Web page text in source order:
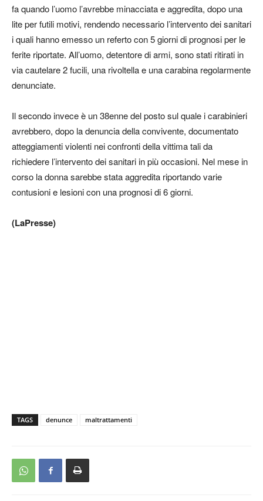
fa quando l’uomo l’avrebbe minacciata e aggredita, dopo una
lite per futili motivi, rendendo necessario l’intervento dei sanitari
i quali hanno emesso un referto con 5 giorni di prognosi per le
ferite riportate. All’uomo, detentore di armi, sono stati ritirati in
via cautelare 2 fucili, una rivoltella e una carabina regolarmente
denunciate.
Il secondo invece è un 38enne del posto sul quale i carabinieri
avrebbero, dopo la denuncia della convivente, documentato
atteggiamenti violenti nei confronti della vittima tali da
richiedere l’intervento dei sanitari in più occasioni. Nel mese in
corso la donna sarebbe stata aggredita riportando varie
contusioni e lesioni con una prognosi di 6 giorni.
(LaPresse)
TAGS denunce maltrattamenti